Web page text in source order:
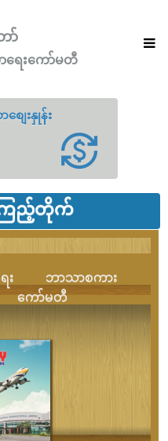
ာ်
ေးကော်မတီ
ျေးနှုန်း
ကြည့်တိုက်
း
ဘာသာစကား
ကော်မတီ